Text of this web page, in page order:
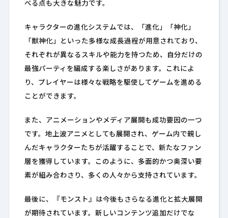
べる点も大きな魅力です。
キャラクターの進化システムでは、「進化」「神化」
「獣神化」といった多様な成長過程が用意されており、
それぞれが異なるスキルや能力を持つため、自分だけの
最強パーティを編成する楽しさがあります。これによ
り、プレイヤーは様々な戦略を駆使してゲームを進める
ことができます。
また、アニメーションやメディア展開も成功要因の一つ
です。地上波アニメとしても展開され、ゲーム内で親し
んだキャラクターたちが活躍することで、新たなファン
層を獲得しています。このように、多面的かつ奥深い要
素が組み合わさり、多くの人々から支持されています。
最後に、『モンスト』は今後もさらなる進化と拡大展開
が期待されています。新しいコンテンツ追加だけでな